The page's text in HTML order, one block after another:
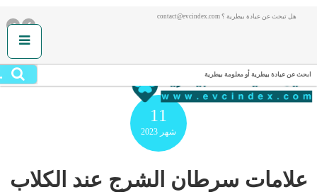
هل تبحث عن عيادة بيطرية ؟ contact@evcindex.com
ابحث عن عيادة بيطرية أو معلومة بيطرية
11
شهر 2023
علامات سرطان الشرج عند الكلاب